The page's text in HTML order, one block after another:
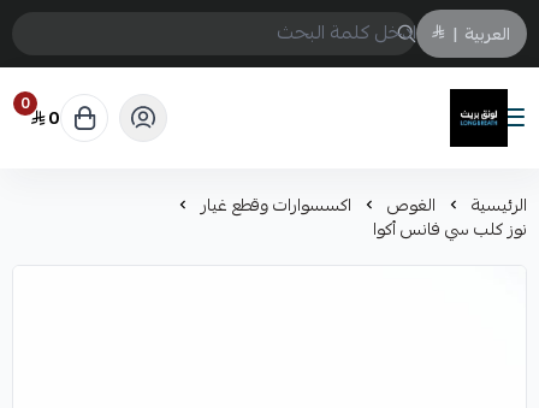
العربية |
لونق بريث
0 0
الرئيسية الغوص اكسسوارات وقطع غيار
نوز كلب سي فانس أكوا